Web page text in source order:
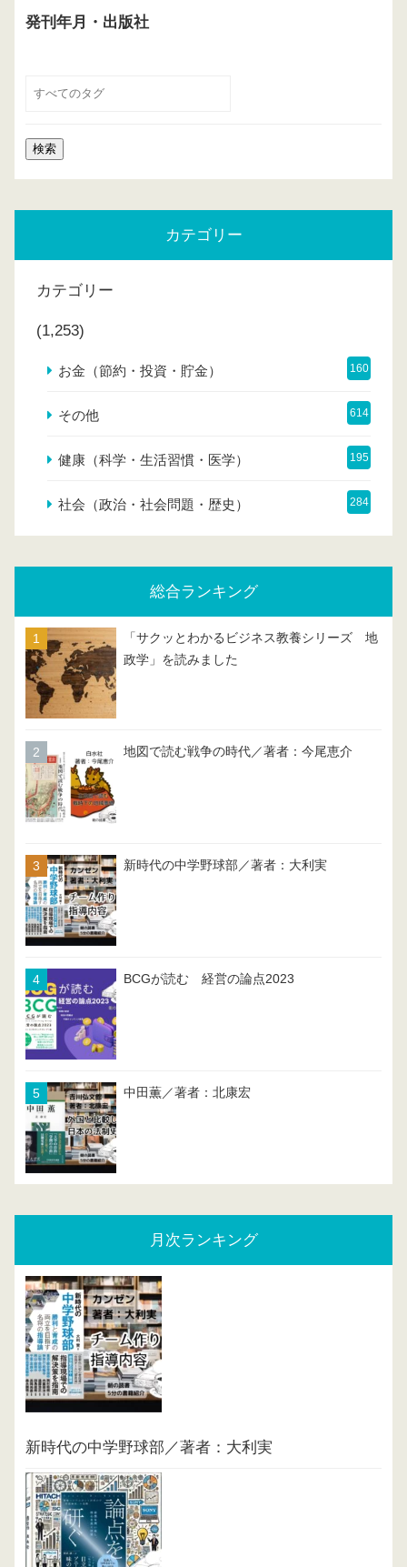
発刊年月・出版社
カテゴリー
カテゴリー
(1,253)
お金（節約・投資・貯金） 160
その他 614
健康（科学・生活習慣・医学） 195
社会（政治・社会問題・歴史） 284
総合ランキング
「サクッとわかるビジネス教養シリーズ 地
政学」を読みました
地図で読む戦争の時代／著者：今尾恵介
新時代の中学野球部／著者：大利実
BCGが読む 経営の論点2023
中田薫／著者：北康宏
月次ランキング
新時代の中学野球部／著者：大利実